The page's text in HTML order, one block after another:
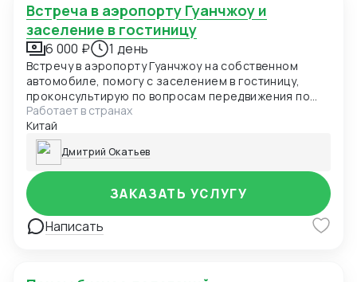
Встреча в аэропорту Гуанчжоу и
заселение в гостиницу
6 000 ₽ 1 день
Встречу в аэропорту Гуанчжоу на собственном
автомобиле, помогу с заселением в гостиницу,
проконсультирую по вопросам передвижения по
городу, питания и оплате
Работает в странах
Китай
Дмитрий Окатьев
Написать
ЗАКАЗАТЬ УСЛУГУ